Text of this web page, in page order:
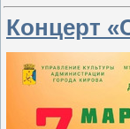
Концерт